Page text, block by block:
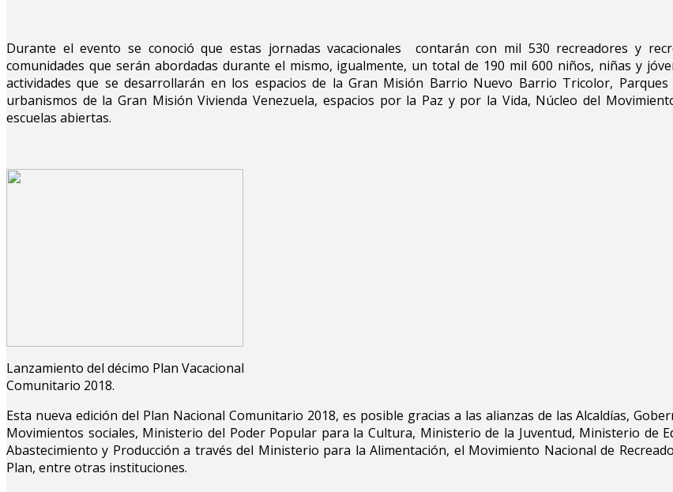
Durante el evento se conoció que estas jornadas vacacionales contarán con mil 530 recreadores y
comunidades que serán abordadas durante el mismo, igualmente, un total de 190 mil 600 niños, niñas y
actividades que se desarrollarán en los espacios de la Gran Misión Barrio Nuevo Barrio Tricolor, Parques
urbanismos de la Gran Misión Vivienda Venezuela, espacios por la Paz y por la Vida, Núcleo del
escuelas abiertas.
Lanzamiento del décimo Plan Vacacional
Comunitario 2018.
Esta nueva edición del Plan Nacional Comunitario 2018, es posible gracias a las alianzas de las Alcaldías,
Movimientos sociales, Ministerio del Poder Popular para la Cultura, Ministerio de la Juventud, Ministerio de
Abastecimiento y Producción a través del Ministerio para la Alimentación, el Movimiento Nacional de
Plan, entre otras instituciones.